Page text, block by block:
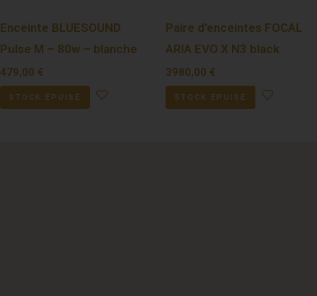
Enceinte BLUESOUND
Pulse M – 80w – blanche
479,00 €
STOCK ÉPUISÉ
Paire d’enceintes FOCAL
ARIA EVO X N3 black
3980,00 €
STOCK ÉPUISÉ